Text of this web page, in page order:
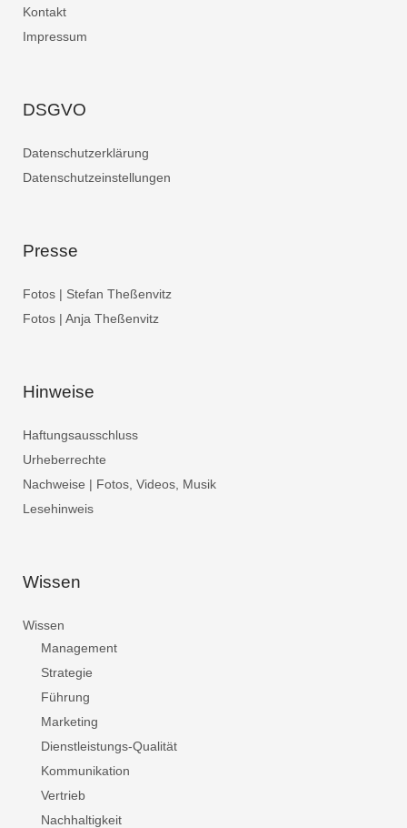
Kontakt
Impressum
DSGVO
Datenschutzerklärung
Datenschutzeinstellungen
Presse
Fotos | Stefan Theßenvitz
Fotos | Anja Theßenvitz
Hinweise
Haftungsausschluss
Urheberrechte
Nachweise | Fotos, Videos, Musik
Lesehinweis
Wissen
Wissen
Management
Strategie
Führung
Marketing
Dienstleistungs-Qualität
Kommunikation
Vertrieb
Nachhaltigkeit